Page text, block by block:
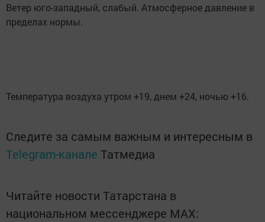
Ветер юго-западный, слабый. Атмосферное давление в
пределах нормы.
Температура воздуха утром +19, днем +24, ночью +16.
Следите за самым важным и интересным в
Telegram-канале Татмедиа
Читайте новости Татарстана в
национальном мессенджере MАХ: